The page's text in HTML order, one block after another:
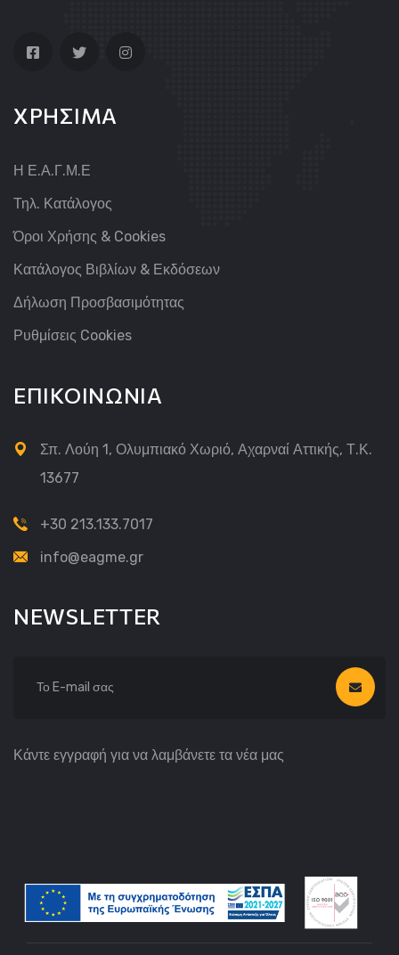
ΧΡΗΣΙΜΑ
Η Ε.Α.Γ.Μ.Ε
Τηλ. Κατάλογος
Όροι Χρήσης & Cookies
Κατάλογος Βιβλίων & Εκδόσεων
Δήλωση Προσβασιμότητας
Ρυθμίσεις Cookies
ΕΠΙΚΟΙΝΩΝΙΑ
Σπ. Λούη 1, Ολυμπιακό Χωριό, Αχαρναί Αττικής, Τ.Κ.
13677
+30 213.133.7017
info@eagme.gr
NEWSLETTER
Κάντε εγγραφή για να λαμβάνετε τα νέα μας